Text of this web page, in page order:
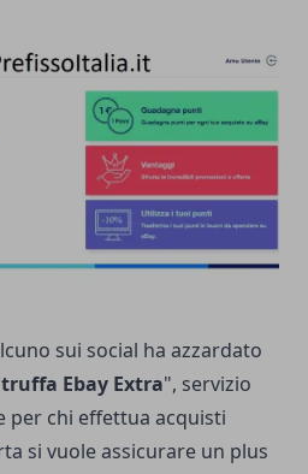
sui social ha azzardato
truffa Ebay Extra", servizio
per chi effettua acquisti
si vuole assicurare un plus